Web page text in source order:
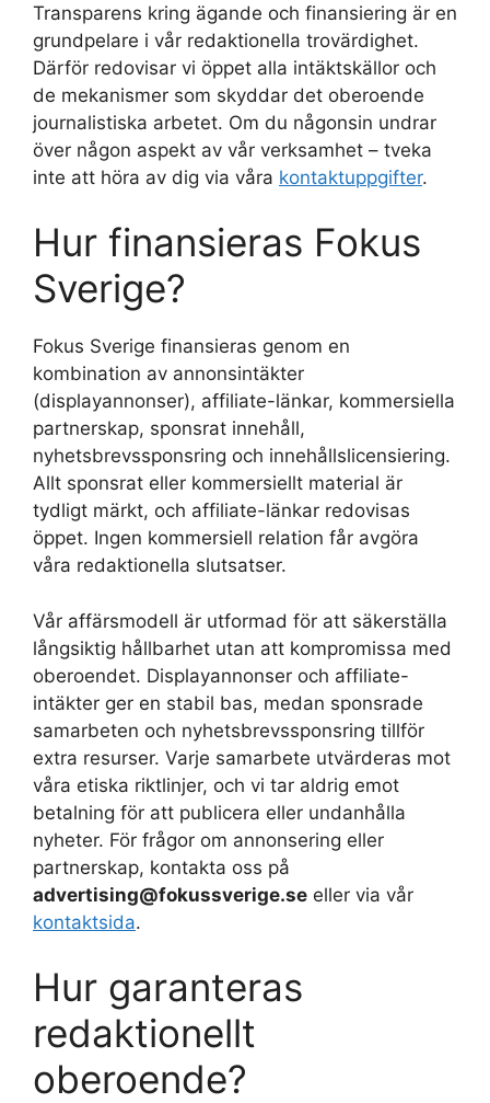
Transparens kring ägande och finansiering är en
grundpelare i vår redaktionella trovärdighet.
Därför redovisar vi öppet alla intäktskällor och
de mekanismer som skyddar det oberoende
journalistiska arbetet. Om du någonsin undrar
över någon aspekt av vår verksamhet – tveka
inte att höra av dig via våra kontaktuppgifter.
Hur finansieras Fokus
Sverige?
Fokus Sverige finansieras genom en
kombination av annonsintäkter
(displayannonser), affiliate-länkar, kommersiella
partnerskap, sponsrat innehåll,
nyhetsbrevssponsring och innehållslicensiering.
Allt sponsrat eller kommersiellt material är
tydligt märkt, och affiliate-länkar redovisas
öppet. Ingen kommersiell relation får avgöra
våra redaktionella slutsatser.
Vår affärsmodell är utformad för att säkerställa
långsiktig hållbarhet utan att kompromissa med
oberoendet. Displayannonser och affiliate-
intäkter ger en stabil bas, medan sponsrade
samarbeten och nyhetsbrevssponsring tillför
extra resurser. Varje samarbete utvärderas mot
våra etiska riktlinjer, och vi tar aldrig emot
betalning för att publicera eller undanhålla
nyheter. För frågor om annonsering eller
partnerskap, kontakta oss på
advertising@fokussverige.se eller via vår
kontaktsida.
Hur garanteras
redaktionellt
oberoende?